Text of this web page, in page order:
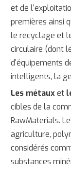
et de
premières ainsi
le recyclage et
circulaire (dont
d'équipements
intelligents, la
Les métauxet
cibles de la
RawMaterials.
agriculture,
considérés
substances